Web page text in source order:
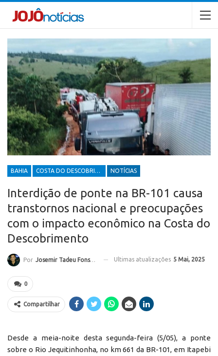
BAHIA COSTA DO DESCOBRIMENTO NOTÍCIAS
Interdição de ponte na BR-101 causa
transtornos nacional e preocupações
com o impacto econômico na Costa do
Descobrimento
Por Josemir Tadeu Fonseca Ultimas atualizações 5 Mai, 2025
0
Compartilhar
Desde a meia-noite desta segunda-feira (5/05), a ponte
sobre o Rio Jequitinhonha, no km 661 da BR-101, em Itapebi